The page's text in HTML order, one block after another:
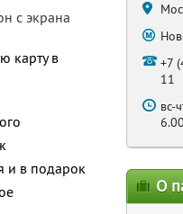
с экрана
карту в
и в подарок
+7
11
вс-
6.00
О